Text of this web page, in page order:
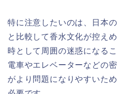
特に注意したいのは、日本
と比較して香水文化が控え
時として周囲の迷惑になる
電車やエレベーターなどの
がより問題になりやすいた